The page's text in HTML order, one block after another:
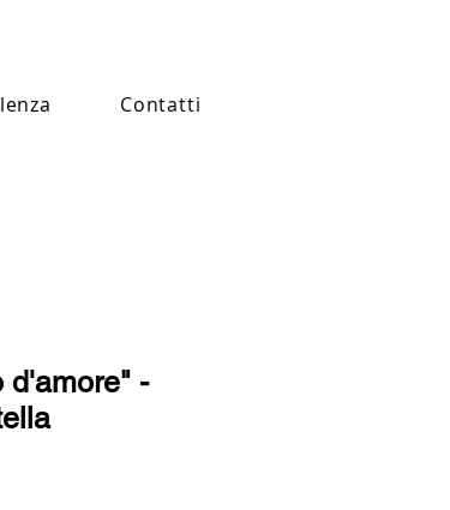
Contatti
d'amore" -